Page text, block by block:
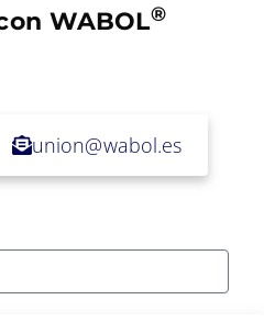
WABOL®
union@wabol.es